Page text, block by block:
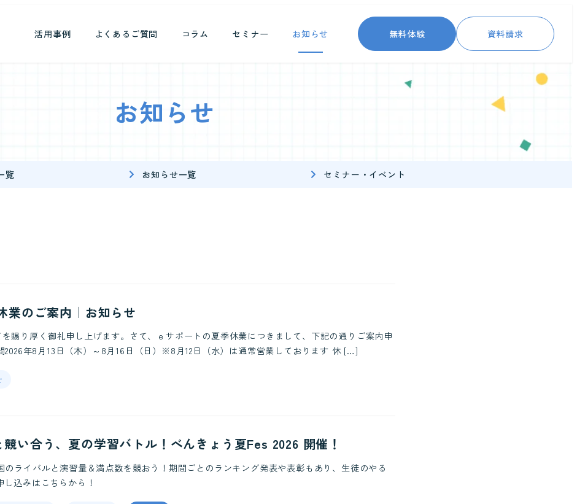
活用事例 よくあるご質問 コラム セミナー お知らせ 無料体験 資料請求
お知らせ
覧 お知らせ一覧 セミナー・イベント
業のご案内｜お知らせ
賜り厚く御礼申し上げます。さて、ｅサポートの夏季休業につきまして、下記の通りご案内申
年8月13日（木）～8月16日（日）※8月12日（水）は通常営業しております 休 […]
い合う、夏の学習バトル！べんきょう夏Fes 2026 開催！
のライバルと演習量＆満点数を競おう！期間ごとのランキング発表や表彰もあり、生徒のやる
込みはこちらから！